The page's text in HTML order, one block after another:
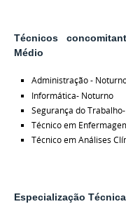
Técnicos
Médio
Administração -
Informática- Noturno
Segurança do
Técnico em
Técnico em Análises
Especialização Técnica